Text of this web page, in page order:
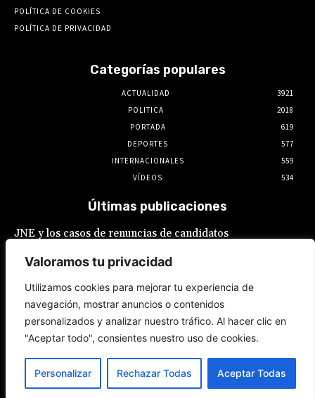
Valoramos tu privacidad
Utilizamos cookies para mejorar tu experiencia de
navegación, mostrar anuncios o contenidos
personalizados y analizar nuestro tráfico. Al hacer clic en
"Aceptar todo", consientes nuestro uso de cookies.
Personalizar Rechazar Todas Aceptar Todas
POLÍTICA DE COOKIES
POLÍTICA DE PRIVACIDAD
Categorías populares
ACTUALIDAD
3921
POLITICA
2018
PORTADA
619
DEPORTES
577
INTERNACIONALES
559
VÍDEOS
534
Últimas publicaciones
JNE y los casos de renuncias de candidatos
Constitución está por encima del reglamento
Rafael López Aliaga recibe sin rubor la
renuncia de Luis Rubio a la candidatura a la
alcaldía de Lima